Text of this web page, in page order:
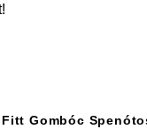
Fitt Gombóc